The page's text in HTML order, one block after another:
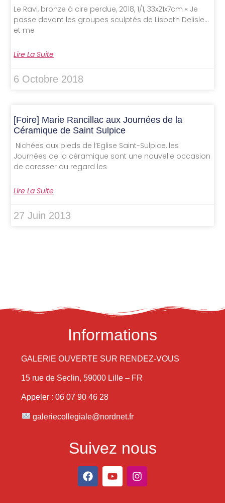
Le Ravi, bronze à cire perdue, 2018, 1/1, 33x21x7cm « Je
passe devant les groupes sculptés de Lisbeth Delisle…
et me
Lire La Suite
6 Octobre 2018
[Foire] Marie Rancillac aux Journées de la
Céramique de Saint Sulpice
Nichées aux pieds de l’Eglise Saint-Sulpice, les
Journées de la céramique sont une nouvelle occasion
de caresser du regard les
Lire La Suite
27 Juin 2013
Informations
GALERIE OUVERTE SUR RENDEZ-VOUS
15 rue de Seclin, 59000 Lille – FR
Appeler : 06 07 90 46 28
galeriecollegiale@nordnet.fr
Suivez nous